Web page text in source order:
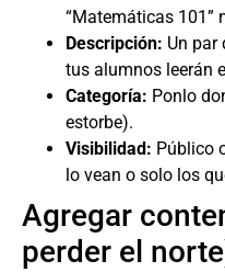
“Matemáticas 101”
Descripción: Un par
tus alumnos leerán
Categoría: Ponlo
estorbe).
Visibilidad: Público
lo vean o solo los
Agregar
perder el